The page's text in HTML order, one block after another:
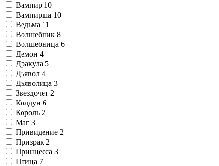
Вампир 10
Вампирша 10
Ведьма 11
Волшебник 8
Волшебница 6
Демон 4
Дракула 5
Дьявол 4
Дьяволица 3
Звездочет 2
Колдун 6
Король 2
Маг 3
Привидение 2
Призрак 2
Принцесса 3
Птица 7